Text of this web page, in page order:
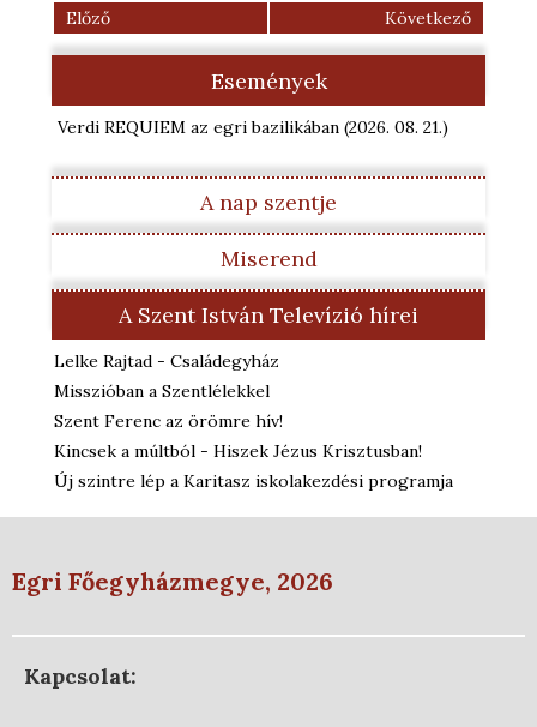
Előző
Következő
Események
Verdi REQUIEM az egri bazilikában (2026. 08. 21.)
A nap szentje
Miserend
A Szent István Televízió hírei
Lelke Rajtad - Családegyház
Misszióban a Szentlélekkel
Szent Ferenc az örömre hív!
Kincsek a múltból - Hiszek Jézus Krisztusban!
Új szintre lép a Karitasz iskolakezdési programja
Egri Főegyházmegye, 2026
Kapcsolat: